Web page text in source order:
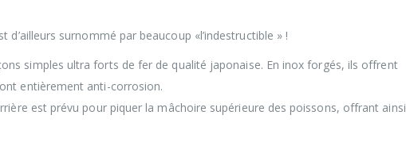
d’ailleurs surnommé par beaucoup «l’indestructible » !
simples ultra forts de fer de qualité japonaise. En inox forgés, ils offrent
entièrement anti-corrosion.
est prévu pour piquer la mâchoire supérieure des poissons, offrant ainsi